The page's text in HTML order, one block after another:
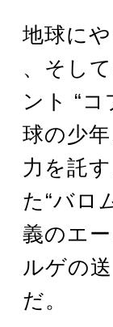
地球に
、そし
ント “
球の少
力を託
た“バロ
義のエ
ルゲの
だ。